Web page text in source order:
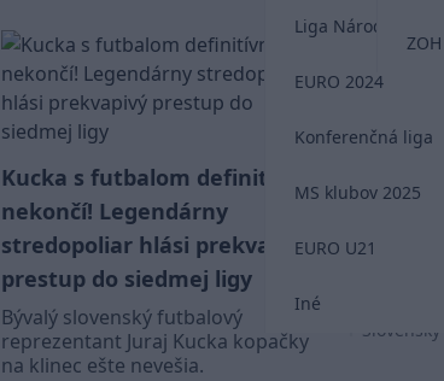
Liga Národov
EURO 2024
Konferenčná liga
MS klubov 2025
EURO U21
Iné
Kucka s futbalom definitívne
nekončí! Legendárny
stredopoliar hlási prekvapivý
prestup do siedmej ligy
Bývalý slovenský futbalový
reprezentant Juraj Kucka kopačky
na klinec ešte nevešia.
Strelec